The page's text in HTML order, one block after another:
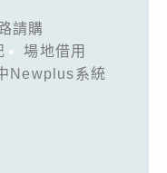
請購
場地借用
Newplus系統